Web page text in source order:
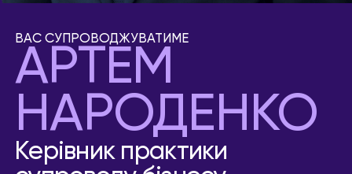
ВАС СУПРОВОДЖУВАТИМЕ
АРТЕМ
НАРОДЕНКО
Керівник практики